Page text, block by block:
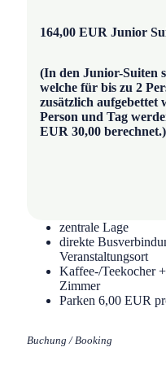
164,00 EUR Junior
(In den Junior-Suiten
welche für bis zu 2
zusätzlich aufgebettet
Person und Tag
EUR 30,00 berechnet.)
zentrale Lage
direkte
Veranstaltungsort
Kaffee-/Teekocher
Zimmer
Parken 6,00 EUR
Buchung / Booking